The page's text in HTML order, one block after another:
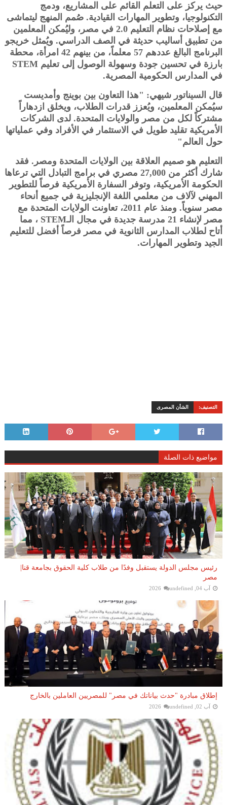
حيث يركز على التعلم القائم على المشاريع، ودمج
التكنولوجيا، وتطوير المهارات القيادية. صُمم المنهج ليتماشى
مع إصلاحات نظام التعليم 2.0 في مصر، وليُمكن المعلمين
من تطبيق أساليب حديثة في الصف الدراسي. ويُمثل خريجو
البرنامج البالغ عددهم 57 معلماً، من بينهم 42 امرأة، محطة
بارزة في تحسين جودة وسهولة الوصول إلى تعليم STEM
في المدارس الحكومية المصرية.
قال السيناتور شيهي: "هذا التعاون بين بوينج وأمديست
سيُمكن المعلمين، ويُعزز قدرات الطلاب، ويخلق ازدهاراً
مشتركاً لكل من مصر والولايات المتحدة. لدى الشركات
الأمريكية تقليد طويل في الاستثمار في الأفراد وفي عملياتها
حول العالم"
التعليم هو صميم العلاقة بين الولايات المتحدة ومصر. فقد
شارك أكثر من 27,000 مصري في برامج التبادل التي ترعاها
الحكومة الأمريكية، وتوفر السفارة الأمريكية فرصاً للتطوير
المهني لآلاف من معلمي اللغة الإنجليزية في جميع أنحاء
مصر سنوياً. ومنذ عام 2011، تعاونت الولايات المتحدة مع
مصر لإنشاء 21 مدرسة جديدة في مجال الـSTEM ، مما
أتاح لطلاب المدارس الثانوية في مصر فرصاً أفضل للتعليم
الجيد وتطوير المهارات.
التصنيف: الشأن المصرى
مواضيع ذات الصلة
رئيس مجلس الدولة يستقبل وفدًا من طلاب كلية الحقوق بجامعة قنا|
مصر
آب 04, 2026 undefined
إطلاق مبادرة "حدث بياناتك في مصر" للمصريين العاملين بالخارج
آب 02, 2026 undefined